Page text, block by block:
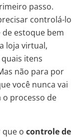
passo.
controlá-lo
estoque bem
loja virtual,
itens
não para por
você nunca vai
processo de
que o controle de